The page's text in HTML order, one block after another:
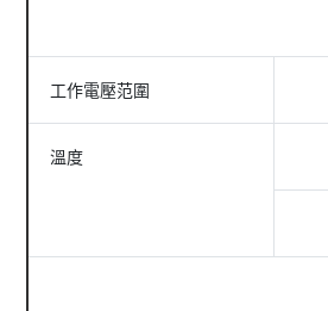
工作電壓范圍
溫度